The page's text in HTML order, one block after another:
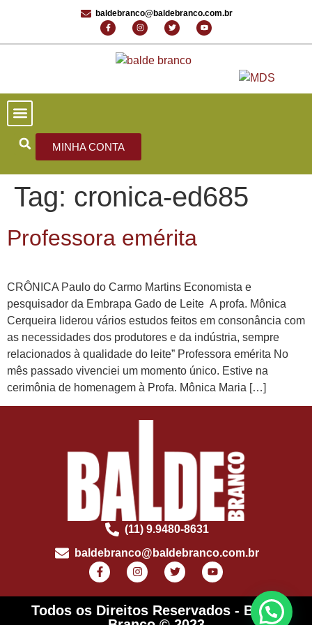
baldebranco@baldebranco.com.br
MINHA CONTA
Tag: cronica-ed685
Professora emérita
CRÔNICA Paulo do Carmo Martins Economista e
pesquisador da Embrapa Gado de Leite A profa. Mônica
Cerqueira liderou vários estudos feitos em consonância com
as necessidades dos produtores e da indústria, sempre
relacionados à qualidade do leite” Professora emérita No
mês passado vivenciei um momento único. Estive na
cerimônia de homenagem à Profa. Mônica Maria […]
(11) 9.9480-8631
baldebranco@baldebranco.com.br
Todos os Direitos Reservados - Balde